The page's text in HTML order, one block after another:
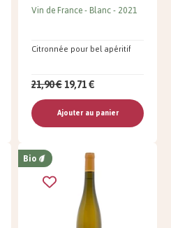
Citronnée pour bel apéritif
Vin de France Blanc 2021
21,90 €19,71 €
Ajouter au panier
Bio